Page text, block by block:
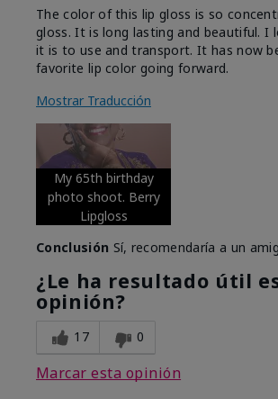
The color of this lip gloss is so
gloss. It is long lasting and beautiful. I
it is to use and transport. It has now
favorite lip color going forward.
Mostrar Traducción
My 65th birthday
photo shoot. Berry
Lipgloss
Conclusión Sí, recomendaría a un
¿Le ha resultado útil
opinión?
17 0
Marcar esta opinión